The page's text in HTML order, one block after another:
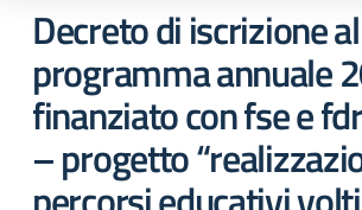
Decreto di iscrizione al
programma annuale
finanziato con fse e
– progetto